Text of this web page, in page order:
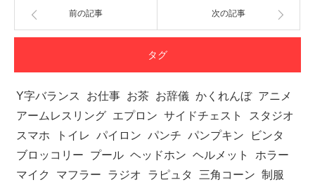
前の記事 次の記事
タグ
Y字バランス お仕事 お茶 お辞儀 かくれんぼ アニメ
アームレスリング エプロン サイドチェスト
スタジオ
スマホ
トイレ パイロン パンチ パンプキン
ビンタ
ブロッコリー
プール ヘッドホン ヘルメット
ホラー
マイク
マフラー ラジオ ラピュタ 三角コーン 制服